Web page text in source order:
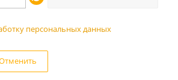
персональных данных